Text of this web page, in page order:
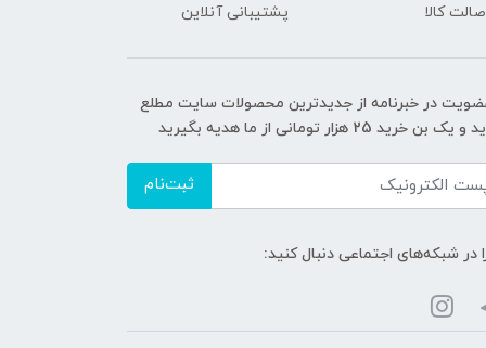
کالا پشتیبانی آنلاین
در خبرنامه از جدیدترین محصولات سایت مطلع
بن خرید 25 هزار تومانی از ما هدیه بگیرید
ثبت‌نام
در شبکه‌های اجتماعی دنبال کنید: